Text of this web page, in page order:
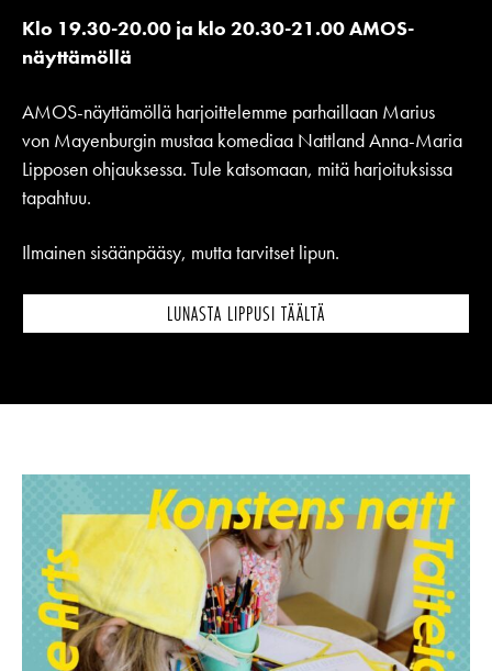
Klo 19.30-20.00 ja klo 20.30-21.00 AMOS-
näyttämöllä
AMOS-näyttämöllä harjoittelemme parhaillaan Marius
von Mayenburgin mustaa komediaa Nattland Anna-Maria
Lipposen ohjauksessa. Tule katsomaan, mitä harjoituksissa
tapahtuu.
Ilmainen sisäänpääsy, mutta tarvitset lipun.
LUNASTA LIPPUSI TÄÄLTÄ